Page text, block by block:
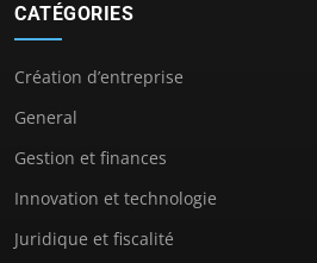
CATÉGORIES
Création d’entreprise
General
Gestion et finances
Innovation et technologie
Juridique et fiscalité